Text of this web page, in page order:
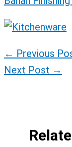
← Previous
Next Post →